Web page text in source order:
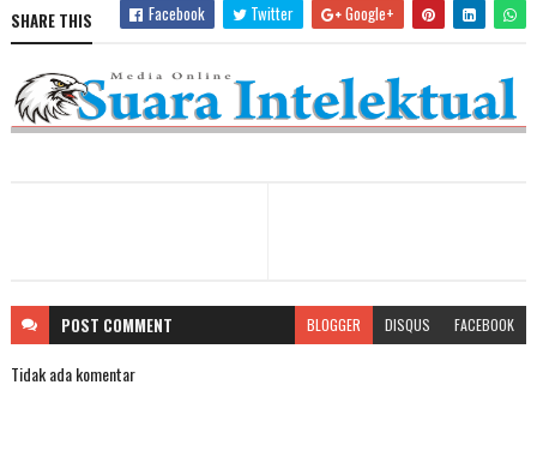
SHARE THIS Facebook Twitter Google+
POST COMMENT BLOGGER DISQUS FACEBOOK
Tidak ada komentar